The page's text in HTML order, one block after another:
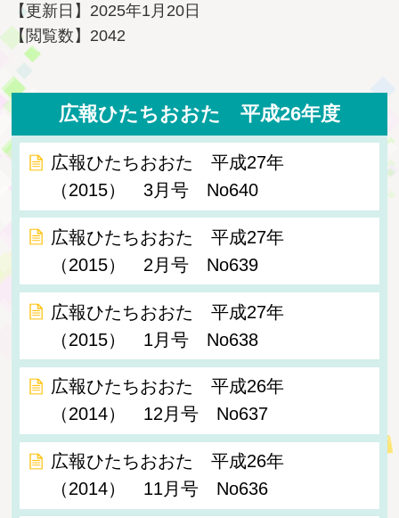
【更新日】 2025年1月20日
【閲覧数】 2042
広報ひたちおおた 平成26年度
広報ひたちおおた 平成27年
（2015） 3月号 No640
広報ひたちおおた 平成27年
（2015） 2月号 No639
広報ひたちおおた 平成27年
（2015） 1月号 No638
広報ひたちおおた 平成26年
（2014） 12月号 No637
広報ひたちおおた 平成26年
（2014） 11月号 No636